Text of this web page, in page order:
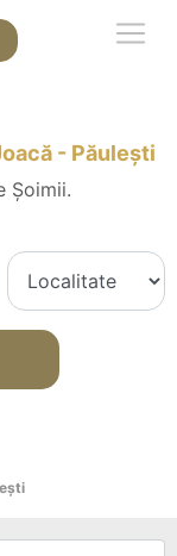
- Păuleşti
Șoimii.